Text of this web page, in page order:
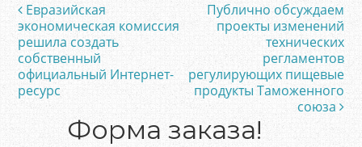
Post navigation
Евразийская
экономическая комиссия
решила создать
собственный
официальный Интернет-
ресурс
Публично обсуждаем
проекты изменений
технических
регламентов
регулирующих пищевые
продукты Таможенного
союза
Форма заказа!